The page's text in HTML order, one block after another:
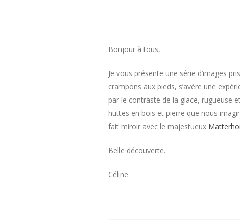
Bonjour à tous,
Je vous présente une série d’images
crampons aux pieds, s’avère une
par le contraste de la glace, rugueuse
huttes en bois et pierre que nous
fait miroir avec le majestueux
Belle découverte.
Céline